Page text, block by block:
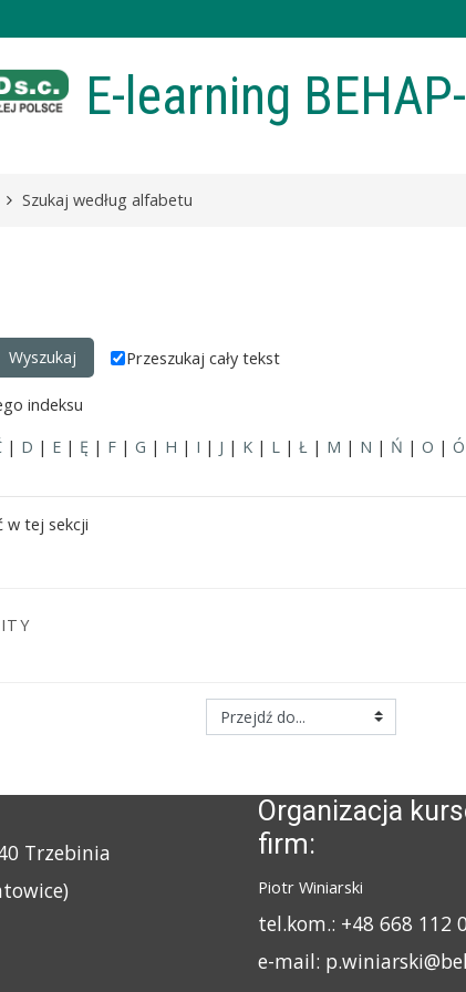
E-learning
Szukaj według alfabetu
Przeszukaj cały tekst
indeksu
| D | E | Ę | F |G | H | I | J | K | L |Ł | M | N | Ń |O |Ó
w tej sekcji
Trzebinia
Organizacja
firm:
Piotr Winiarski
tel.kom.: +48 668 112
e-mail: